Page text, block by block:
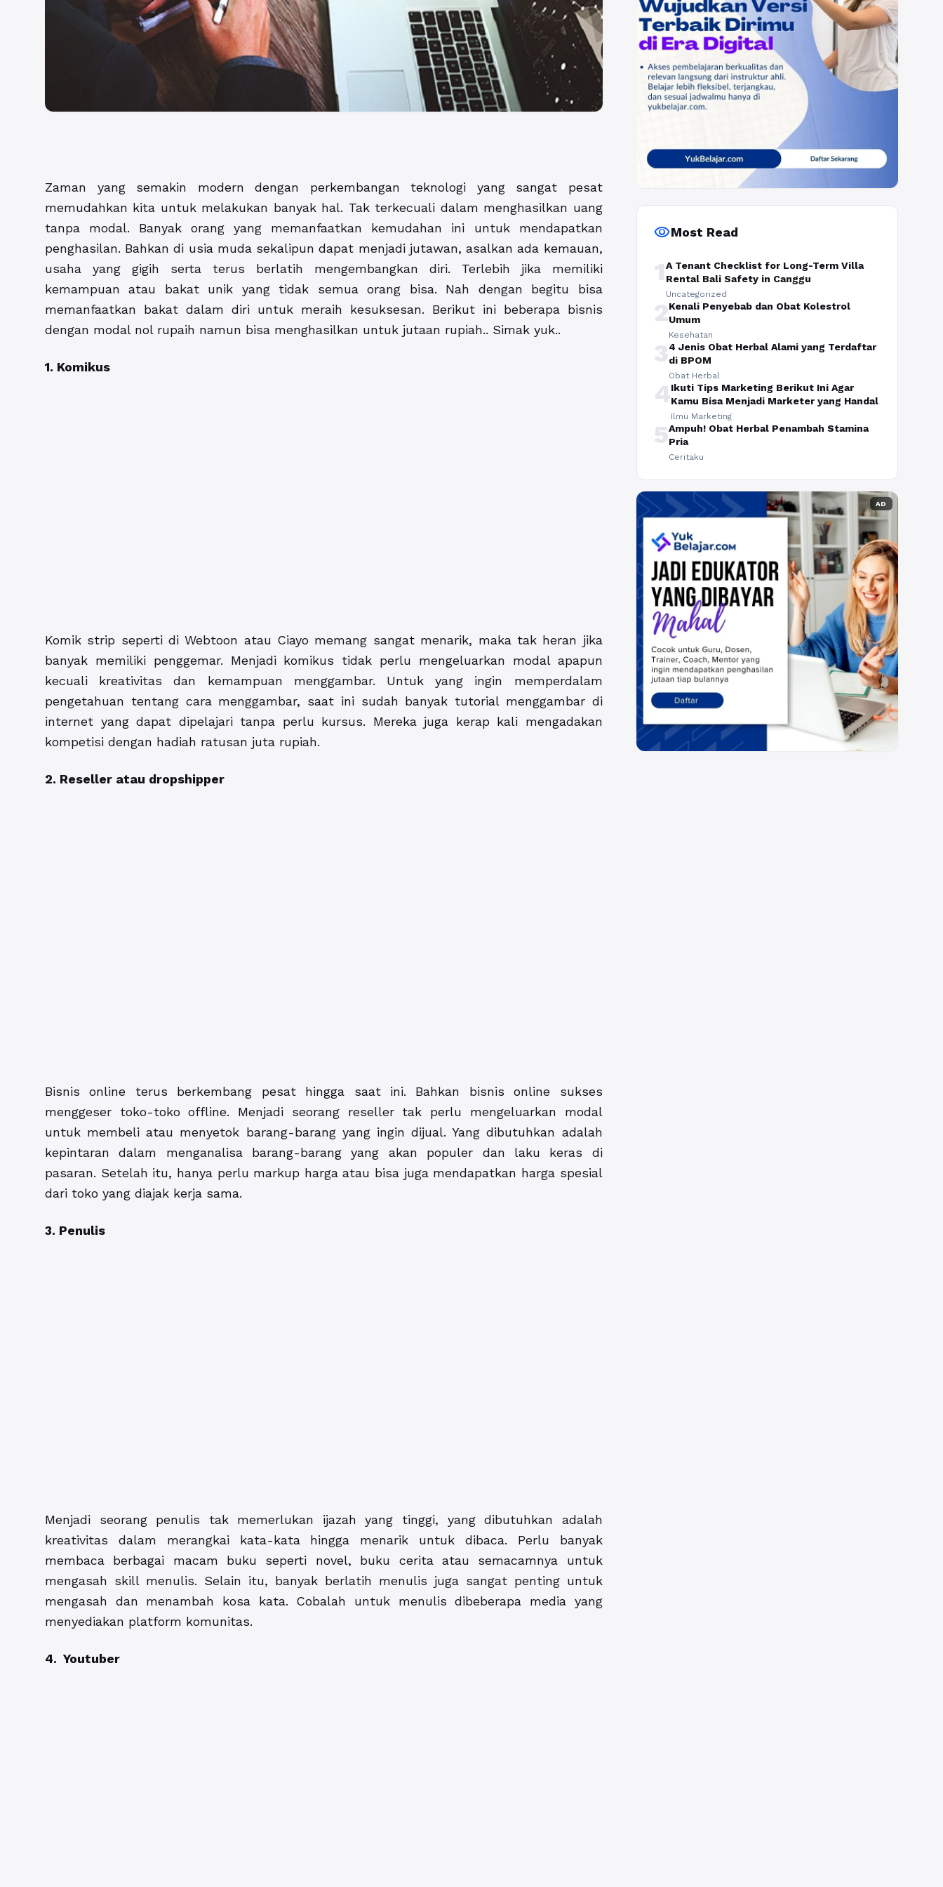
Zaman yang semakin modern dengan perkembangan teknologi yang sangat pesat
memudahkan kita untuk melakukan banyak hal. Tak terkecuali dalam menghasilkan uang
tanpa modal. Banyak orang yang memanfaatkan kemudahan ini untuk mendapatkan
penghasilan. Bahkan di usia muda sekalipun dapat menjadi jutawan, asalkan ada kemauan,
usaha yang gigih serta terus berlatih mengembangkan diri. Terlebih jika memiliki
kemampuan atau bakat unik yang tidak semua orang bisa. Nah dengan begitu bisa
memanfaatkan bakat dalam diri untuk meraih kesuksesan. Berikut ini beberapa bisnis
dengan modal nol rupaih namun bisa menghasilkan untuk jutaan rupiah.. Simak yuk..
1. Komikus
Komik strip seperti di Webtoon atau Ciayo memang sangat menarik, maka tak heran jika
banyak memiliki penggemar. Menjadi komikus tidak perlu mengeluarkan modal apapun
kecuali kreativitas dan kemampuan menggambar. Untuk yang ingin memperdalam
pengetahuan tentang cara menggambar, saat ini sudah banyak tutorial menggambar di
internet yang dapat dipelajari tanpa perlu kursus. Mereka juga kerap kali mengadakan
kompetisi dengan hadiah ratusan juta rupiah.
2. Reseller atau dropshipper
Bisnis online terus berkembang pesat hingga saat ini. Bahkan bisnis online sukses
menggeser toko-toko offline. Menjadi seorang reseller tak perlu mengeluarkan modal
untuk membeli atau menyetok barang-barang yang ingin dijual. Yang dibutuhkan adalah
kepintaran dalam menganalisa barang-barang yang akan populer dan laku keras di
pasaran. Setelah itu, hanya perlu markup harga atau bisa juga mendapatkan harga spesial
dari toko yang diajak kerja sama.
3. Penulis
Menjadi seorang penulis tak memerlukan ijazah yang tinggi, yang dibutuhkan adalah
kreativitas dalam merangkai kata-kata hingga menarik untuk dibaca. Perlu banyak
membaca berbagai macam buku seperti novel, buku cerita atau semacamnya untuk
mengasah skill menulis. Selain itu, banyak berlatih menulis juga sangat penting untuk
mengasah dan menambah kosa kata. Cobalah untuk menulis dibeberapa media yang
menyediakan platform komunitas.
4. Youtuber
visibilityMost Read
1A Tenant Checklist for Long-Term Villa
Rental Bali Safety in Canggu
Uncategorized
2Kenali Penyebab dan Obat Kolestrol
Umum
Kesehatan
34 Jenis Obat Herbal Alami yang Terdaftar
di BPOM
Obat Herbal
4Ikuti Tips Marketing Berikut Ini Agar
Kamu Bisa Menjadi Marketer yang Handal
Ilmu Marketing
5Ampuh! Obat Herbal Penambah Stamina
Pria
Ceritaku
AD